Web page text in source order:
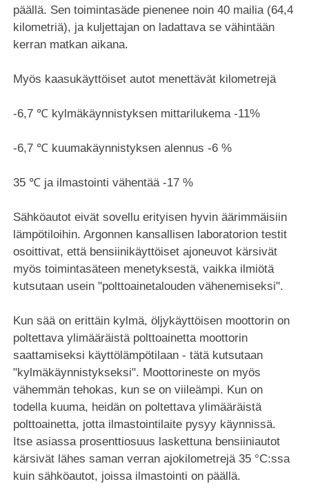
päällä. Sen toimintasäde pienenee noin 40 mailia (64,4
kilometriä), ja kuljettajan on ladattava se vähintään
kerran matkan aikana.
Myös kaasukäyttöiset autot menettävät kilometrejä
-6,7 ℃ kylmäkäynnistyksen mittarilukema -11%
-6,7 ℃ kuumakäynnistyksen alennus -6 %
35 ℃ ja ilmastointi vähentää -17 %
Sähköautot eivät sovellu erityisen hyvin äärimmäisiin
lämpötiloihin. Argonnen kansallisen laboratorion testit
osoittivat, että bensiinikäyttöiset ajoneuvot kärsivät
myös toimintasäteen menetyksestä, vaikka ilmiötä
kutsutaan usein "polttoainetalouden vähenemiseksi".
Kun sää on erittäin kylmä, öljykäyttöisen moottorin on
poltettava ylimääräistä polttoainetta moottorin
saattamiseksi käyttölämpötilaan - tätä kutsutaan
"kylmäkäynnistykseksi". Moottorineste on myös
vähemmän tehokas, kun se on viileämpi. Kun on
todella kuuma, heidän on poltettava ylimääräistä
polttoainetta, jotta ilmastointilaite pysyy käynnissä.
Itse asiassa prosenttiosuus laskettuna bensiiniautot
kärsivät lähes saman verran ajokilometrejä 35 °C:ssa
kuin sähköautot, joissa ilmastointi on päällä.